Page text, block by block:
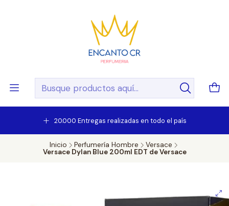
20.000 Entregas realizadas en todo el país
Inicio Perfumería Hombre
Versace
Versace Dylan Blue 200ml EDT de Versace